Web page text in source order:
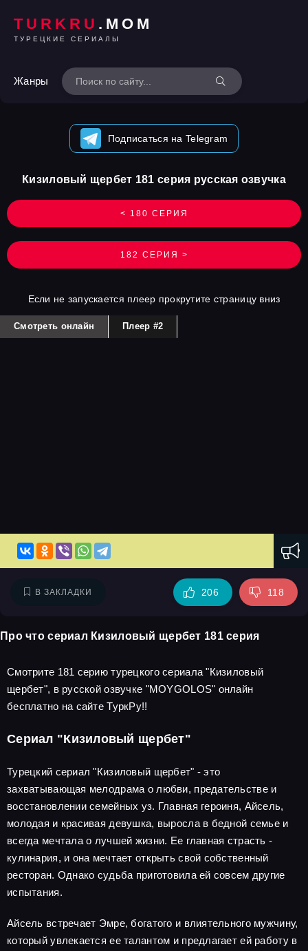
TURKRU .MOM
ТУРЕЦКИЕ СЕРИАЛЫ
Жанры
Подписаться на Telegram
< 180 СЕРИЯ
Кизиловый щербет 181 серия русская озвучка
182 СЕРИЯ >
Если не запускается плеер прокрутите страницу вниз
Смотреть онлайн Плеер #2
В ЗАКЛАДКИ 206 118
Про что сериал Кизиловый щербет 181 серия
Смотрите 181 серию турецкого сериала "Кизиловый
щербет", в русской озвучке "MOYGOLOS" онлайн
бесплатно на сайте ТуркРу!!
Сериал "Кизиловый щербет"
Турецкий сериал "Кизиловый щербет" - это
захватывающая мелодрама о любви, предательстве и
восстановлении семейных уз. Главная героиня, Айсель,
молодая и красивая девушка, выросла в бедной семье и
всегда мечтала о лучшей жизни. Ее главная страсть -
кулинария, и она мечтает открыть свой собственный
ресторан. Однако судьба приготовила ей совсем другие
испытания.
Айсель встречает Эмре, богатого и влиятельного мужчину,
который увлекается ее талантом и предлагает ей работу в